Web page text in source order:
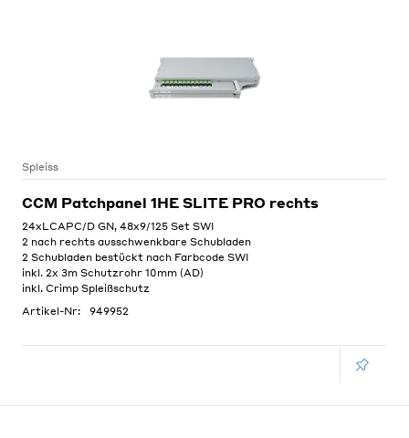
Spleiss
CCM Patchpanel 1HE SLITE PRO rechts
24xLCAPC/D GN, 48x9/125 Set SWI
2 nach rechts ausschwenkbare Schubladen
2 Schubladen bestückt nach Farbcode SWI
inkl. 2x 3m Schutzrohr 10mm (AD)
inkl. Crimp Spleißschutz
Artikel-Nr:
949952